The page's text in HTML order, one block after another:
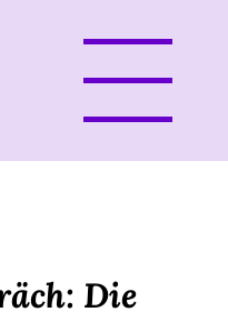
Die